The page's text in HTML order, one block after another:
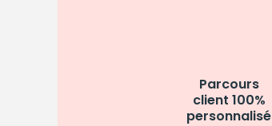
Parcours
client 100%
personnalisé